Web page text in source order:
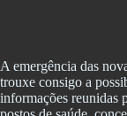
A emergência das
trouxe consigo a
informações reunidas